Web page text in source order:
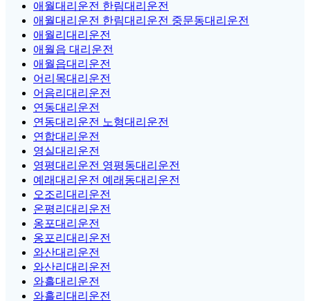
애월대리운전 한림대리운전
애월대리운전 한림대리운전 중문동대리운전
애월리대리운전
애월읍 대리운전
애월읍대리운전
어리목대리운전
어음리대리운전
연동대리운전
연동대리운전 노형대리운전
연합대리운전
영실대리운전
영평대리운전 영평동대리운전
예래대리운전 예래동대리운전
오조리대리운전
온평리대리운전
옹포대리운전
옹포리대리운전
와산대리운전
와산리대리운전
와흘대리운전
와흘리대리운전